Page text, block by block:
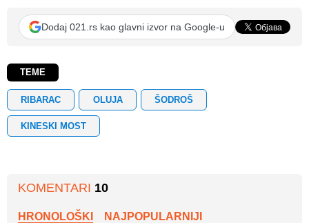
Dodaj 021.rs kao glavni izvor na Google-u
TEME
RIBARAC OLUJA ŠODROŠ
KINESKI MOST
KOMENTARI 10
HRONOLOŠKI NAJPOPULARNIJI